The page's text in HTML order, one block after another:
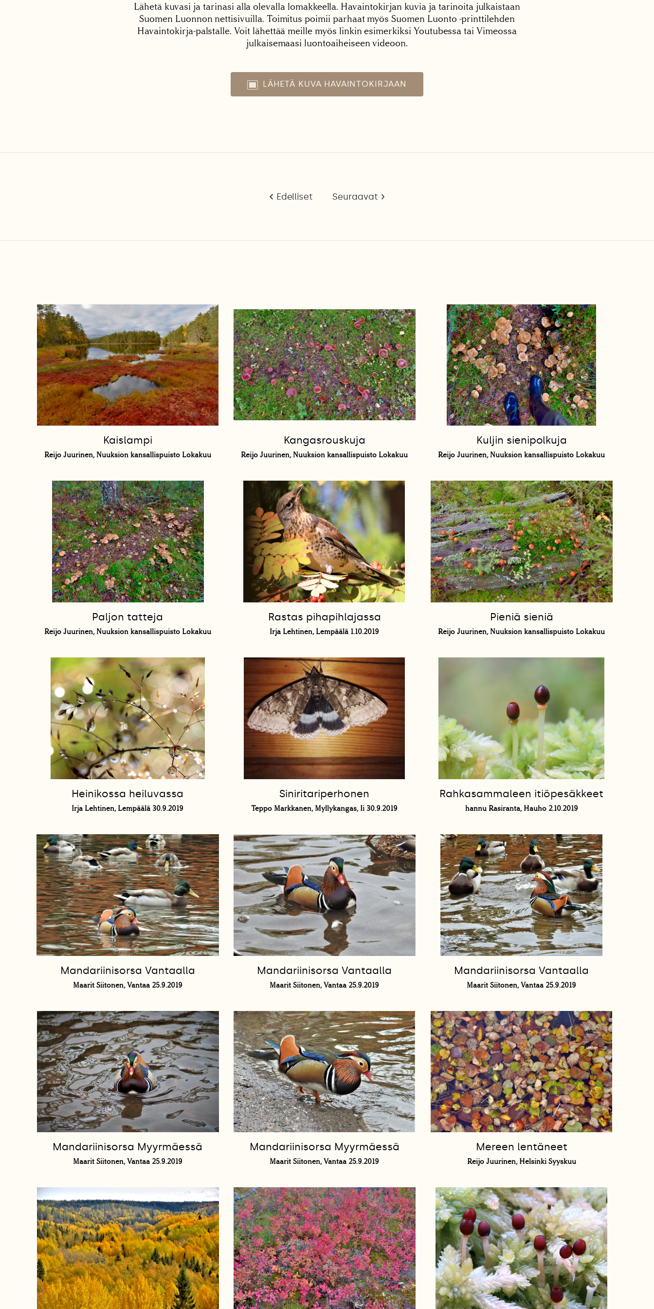
Lähetä kuvasi ja tarinasi alla olevalla lomakkeella. Havaintokirjan kuvia ja tarinoita julkaistaan
Suomen Luonnon nettisivuilla. Toimitus poimii parhaat myös Suomen Luonto -printtilehden
Havaintokirja-palstalle. Voit lähettää meille myös linkin esimerkiksi Youtubessa tai Vimeossa
julkaisemaasi luontoaiheiseen videoon.
LÄHETÄ KUVA HAVAINTOKIRJAAN
Edelliset Seuraavat
Kaislampi
Reijo Juurinen, Nuuksion kansallispuisto Lokakuu
Kangasrouskuja
Reijo Juurinen, Nuuksion kansallispuisto Lokakuu
Kuljin sienipolkuja
Reijo Juurinen, Nuuksion kansallispuisto Lokakuu
Paljon tatteja
Reijo Juurinen, Nuuksion kansallispuisto Lokakuu
Rastas pihapihlajassa
Irja Lehtinen, Lempäälä 1.10.2019
Pieniä sieniä
Reijo Juurinen, Nuuksion kansallispuisto Lokakuu
Heinikossa heiluvassa
Irja Lehtinen, Lempäälä 30.9.2019
Siniritariperhonen
Teppo Markkanen, Myllykangas, Ii 30.9.2019
Rahkasammaleen itiöpesäkkeet
hannu Rasiranta, Hauho 2.10.2019
Mandariinisorsa Vantaalla
Maarit Siitonen, Vantaa 25.9.2019
Mandariinisorsa Vantaalla
Maarit Siitonen, Vantaa 25.9.2019
Mandariinisorsa Vantaalla
Maarit Siitonen, Vantaa 25.9.2019
Mandariinisorsa Myyrmäessä
Maarit Siitonen, Vantaa 25.9.2019
Mandariinisorsa Myyrmäessä
Maarit Siitonen, Vantaa 25.9.2019
Mereen lentäneet
Reijo Juurinen, Helsinki Syyskuu